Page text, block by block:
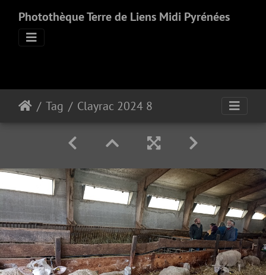
Photothèque Terre de Liens Midi Pyrénées
Tag Clayrac 2024 8